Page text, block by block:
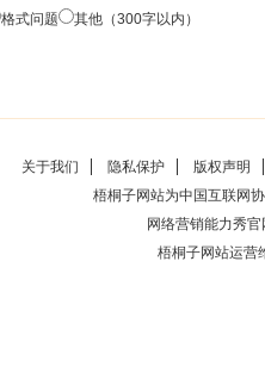
格式问题 其他（300字以内）
关于我们 隐私保护
版权声明
梧桐子网站为中国互联网
网络营销能力秀官
梧桐子网站运营